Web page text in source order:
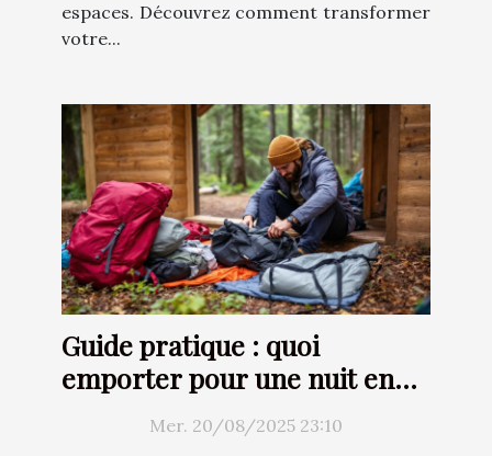
espaces. Découvrez comment transformer
votre...
Guide pratique : quoi
emporter pour une nuit en
cabane arborée ?
Mer. 20/08/2025 23:10